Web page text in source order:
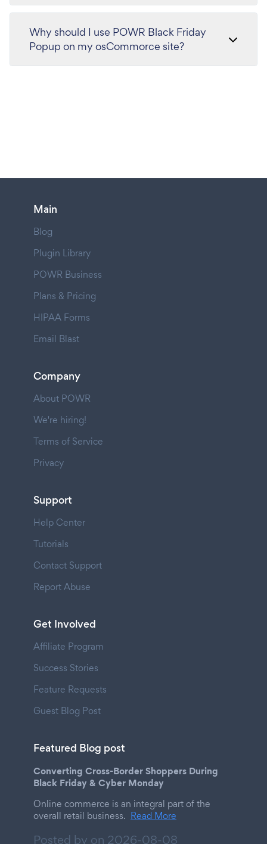
Why should I use POWR Black Friday
Popup on my osCommorce site?
Main
Blog
Plugin Library
POWR Business
Plans & Pricing
HIPAA Forms
Email Blast
Company
About POWR
We're hiring!
Terms of Service
Privacy
Support
Help Center
Tutorials
Contact Support
Report Abuse
Get Involved
Affiliate Program
Success Stories
Feature Requests
Guest Blog Post
Featured Blog post
Converting Cross-Border Shoppers During
Black Friday & Cyber Monday
Online commerce is an integral part of the
overall retail business. Read More
Posted by on 2026-08-08